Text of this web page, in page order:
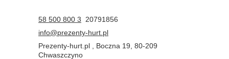
58 500 800 3
20791856
info@prezenty-hurt.pl
Prezenty-hurt.pl
Boczna 19 80-209
Chwaszczyno